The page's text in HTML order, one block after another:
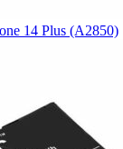
14 Plus (A2850)